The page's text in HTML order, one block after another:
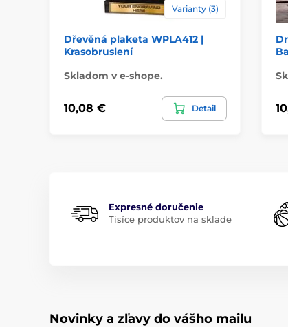
Varianty (3)
Dřevěná plaketa WPLA412 |
Krasobruslení
Skladom v e-shope.
10,08 € Detail
Expresné doručenie
Tisíce produktov na sklade
Novinky a zľavy do vášho mailu